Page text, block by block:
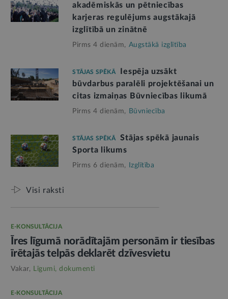
akadēmiskās un pētniecības
karjeras regulējums augstākajā
izglītībā un zinātnē
Pirms 4 dienām, Augstākā izglītība
STĀJAS SPĒKĀ
Iespēja uzsākt
būvdarbus paralēli projektēšanai un
citas izmaiņas Būvniecības likumā
Pirms 4 dienām, Būvniecība
STĀJAS SPĒKĀ
Stājas spēkā jaunais
Sporta likums
Pirms 6 dienām, Izglītība
Visi raksti
E-KONSULTĀCIJA
Īres līgumā norādītajām personām ir tiesības
īrētajās telpās deklarēt dzīvesvietu
Vakar, Līgumi, dokumenti
E-KONSULTĀCIJA